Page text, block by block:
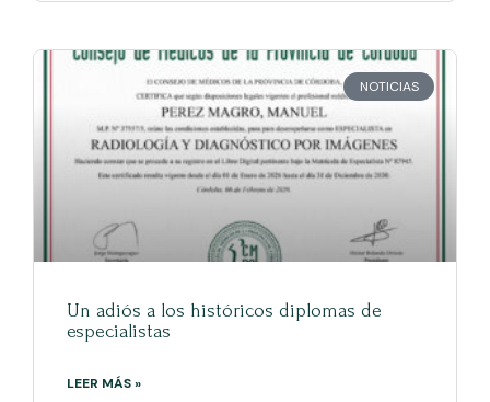
NOTICIAS
Un adiós a los históricos diplomas de
especialistas
LEER MÁS »